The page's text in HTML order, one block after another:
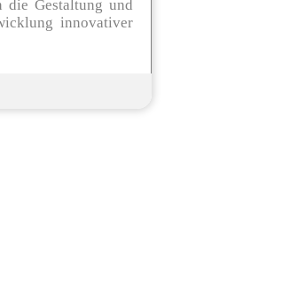
die Gestaltung und
innovativer